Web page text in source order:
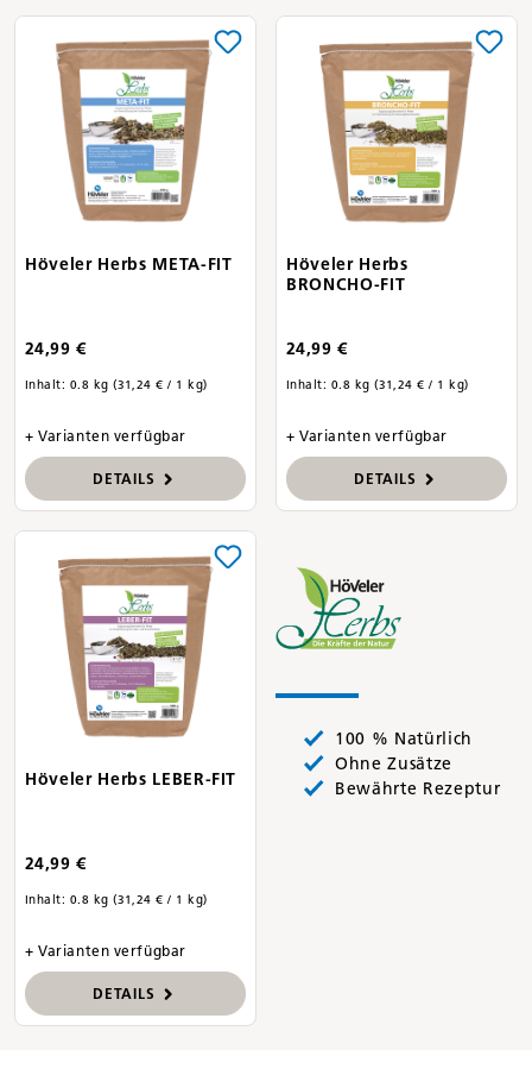
Höveler Herbs META-FIT
24,99 €
Inhalt: 0.8 kg(31,24 € / 1 kg)
+ Varianten verfügbar
DETAILS
Höveler Herbs
BRONCHO-FIT
24,99 €
Inhalt: 0.8 kg(31,24 € / 1 kg)
+ Varianten verfügbar
DETAILS
Höveler Herbs LEBER-FIT
24,99 €
Inhalt: 0.8 kg(31,24 € / 1 kg)
+ Varianten verfügbar
DETAILS
100 % Natürlich
Ohne Zusätze
Bewährte Rezeptur